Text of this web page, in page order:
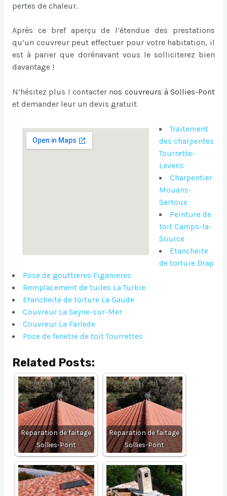
pertes de chaleur.
Après ce bref aperçu de l’étendue des prestations
qu’un couvreur peut effectuer pour votre habitation, il
est à parier que dorénavant vous le solliciterez bien
davantage !
N’hésitez plus ! contacter nos couvreurs à Sollies-Pont
et demander leur un devis gratuit.
Traitement
des charpentes
Tourrette-
Levens
Charpentier
Mouans-
Sartoux
Peinture de
toit Camps-la-
Source
Etancheite
de toiture Drap
Pose de gouttieres Figanieres
Remplacement de tuiles La Turbie
Etancheite de toiture La Gaude
Couvreur La Seyne-sur-Mer
Couvreur La Farlede
Pose de fenetre de toit Tourrettes
Related Posts:
Reparation de faitage
Sollies-Pont
Reparation de faitage
Sollies-Pont